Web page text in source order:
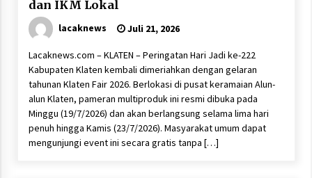
dan IKM Lokal
lacaknews Juli 21, 2026
Lacaknews.com – KLATEN – Peringatan Hari Jadi ke-222
Kabupaten Klaten kembali dimeriahkan dengan gelaran
tahunan Klaten Fair 2026. Berlokasi di pusat keramaian Alun-
alun Klaten, pameran multiproduk ini resmi dibuka pada
Minggu (19/7/2026) dan akan berlangsung selama lima hari
penuh hingga Kamis (23/7/2026). Masyarakat umum dapat
mengunjungi event ini secara gratis tanpa […]